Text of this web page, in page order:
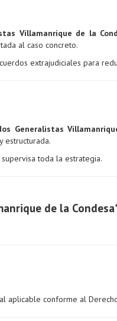
Villamanrique de la
al caso concreto.
extrajudiciales para
Generalistas
estructurada.
toda la estrategia.
de la
aplicable conforme al